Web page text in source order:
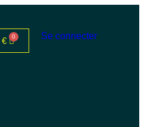
€ Se connecter